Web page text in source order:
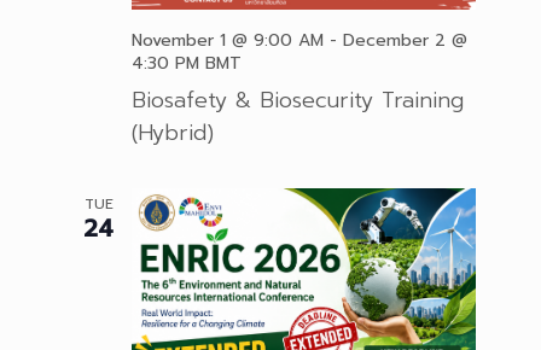
Biosafety & Biosecurity Training
(Hybrid)
November 1 @ 9:00 AM - December 2 @
4:30 PM BMT
TUE
24